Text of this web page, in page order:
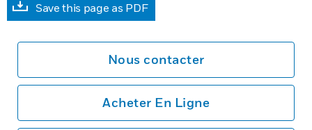
Save this page as PDF
Nous contacter
Acheter En Ligne